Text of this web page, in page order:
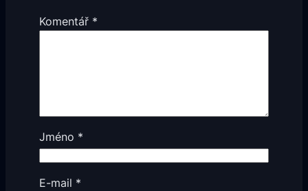
Komentář *
Jméno *
E-mail *